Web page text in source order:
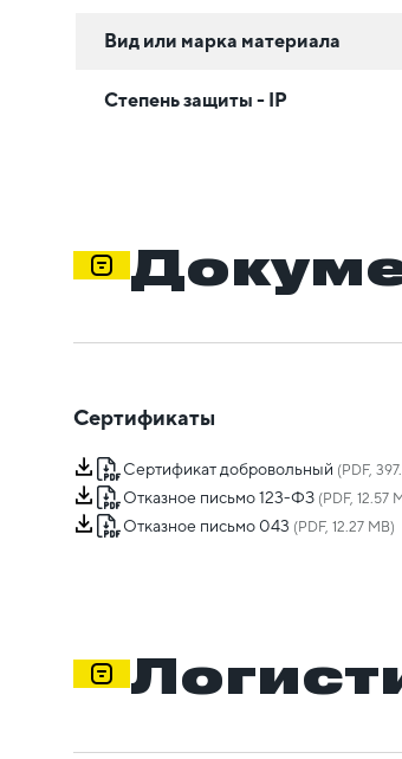
Вид или марка материала
Степень защиты - IP
Сертификаты
Сертификат добровольный (PDF,
Отказное письмо 123-ФЗ (PDF, 12.57
Отказное письмо 043 (PDF, 12.27 MB)